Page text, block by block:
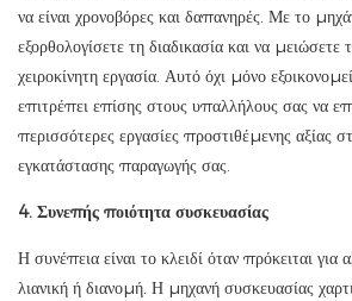
να είναι χρονοβόρες και δαπανηρές. Με το
εξορθολογίσετε τη διαδικασία και να μειώσετε
χειροκίνητη εργασία. Αυτό όχι μόνο
επιτρέπει επίσης στους υπαλλήλους σας να
περισσότερες εργασίες προστιθέμενης αξίας
εγκατάστασης παραγωγής σας.
4. Συνεπής ποιότητα συσκευασίας
Η συνέπεια είναι το κλειδί όταν πρόκειται για
λιανική ή διανομή. Η μηχανή συσκευασίας